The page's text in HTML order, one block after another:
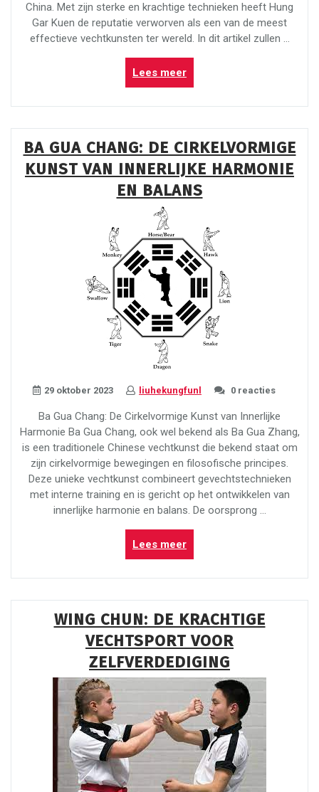
China. Met zijn sterke en krachtige technieken heeft Hung
Gar Kuen de reputatie verworven als een van de meest
effectieve vechtkunsten ter wereld. In dit artikel zullen …
Lees meer“Ontdek
de
Kracht
Gar
Kuen:
Een
Traditionele
Zuid-
China”
BA GUA CHANG: DE CIRKELVORMIGE
KUNST VAN INNERLIJKE HARMONIE
EN BALANS
29 oktober 2023 liuhekungfunl 0 reacties
Ba Gua Chang: De Cirkelvormige Kunst van Innerlijke
Harmonie Ba Gua Chang, ook wel bekend als Ba Gua Zhang,
is een traditionele Chinese vechtkunst die bekend staat om
zijn cirkelvormige bewegingen en filosofische principes.
Deze unieke vechtkunst combineert gevechtstechnieken
met interne training en is gericht op het ontwikkelen van
innerlijke harmonie en balans. De oorsprong …
Lees meer“Ba
Gua
Chang:
Kunst
van
Innerlijke
Harmonie
Balans”
WING CHUN: DE KRACHTIGE
VECHTSPORT VOOR
ZELFVERDEDIGING